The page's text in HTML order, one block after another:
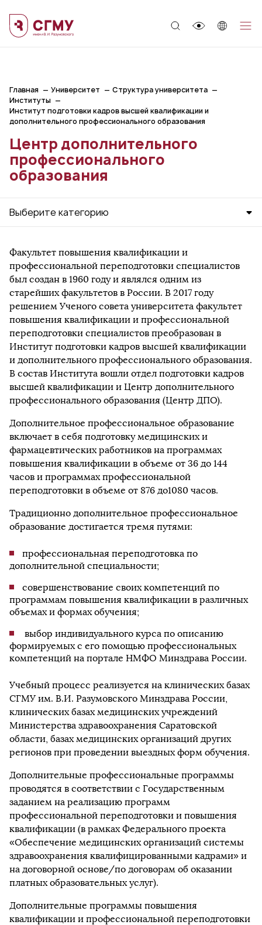
Главная Университет
Структура университета
Институты
Институт подготовки кадров высшей квалификации и
дополнительного профессионального образования
Центр дополнительного
профессионального
образования
Выберите категорию
Факультет повышения квалификации и
профессиональной переподготовки специалистов
был создан в 1960 году и являлся одним из
старейших факультетов в России. В 2017 году
решением Ученого совета университета факультет
повышения квалификации и профессиональной
переподготовки специалистов преобразован в
Институт подготовки кадров высшей квалификации
и дополнительного профессионального образования.
В состав Института вошли отдел подготовки кадров
высшей квалификации и Центр дополнительного
профессионального образования (Центр ДПО).
Дополнительное профессиональное образование
включает в себя подготовку медицинских и
фармацевтических работников на программах
повышения квалификации в объеме от 36 до 144
часов и программах профессиональной
переподготовки в объеме от 876 до1080 часов.
Традиционно дополнительное профессиональное
образование достигается тремя путями:
профессиональная переподготовка по
дополнительной специальности;
совершенствование своих компетенций по
программам повышения квалификации в различных
объемах и формах обучения;
выбор индивидуального курса по описанию
формируемых с его помощью профессиональных
компетенций на портале НМФО Минздрава России.
Учебный процесс реализуется на клинических базах
СГМУ им. В.И. Разумовского Минздрава России,
клинических базах медицинских учреждений
Министерства здравоохранения Саратовской
области, базах медицинских организаций других
регионов при проведении выездных форм обучения.
Дополнительные профессиональные программы
проводятся в соответствии с Государственным
заданием на реализацию программ
профессиональной переподготовки и повышения
квалификации (в рамках Федерального проекта
«Обеспечение медицинских организаций системы
здравоохранения квалифицированными кадрами» и
на договорной основе/по договорам об оказании
платных образовательных услуг).
Дополнительные программы повышения
квалификации и профессиональной переподготовки